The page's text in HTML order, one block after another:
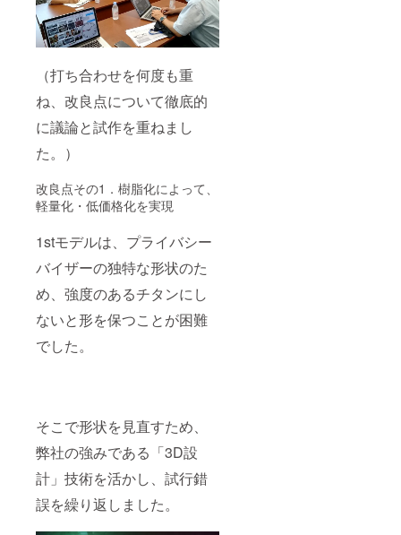
（打ち合わせを何度も重
ね、改良点について徹底的
に議論と試作を重ねまし
た。）
改良点その1．樹脂化によって、
軽量化・低価格化を実現
1stモデルは、プライバシー
バイザーの独特な形状のた
め、強度のあるチタンにし
ないと形を保つことが困難
でした。
そこで形状を見直すため、
弊社の強みである「3D設
計」技術を活かし、試行錯
誤を繰り返しました。